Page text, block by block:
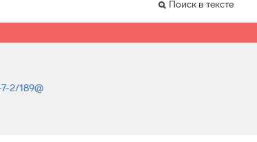
Поиск в тексте
2/189@